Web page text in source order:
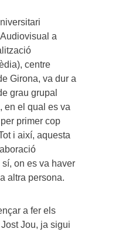
a
centre
Girona, va dur a
grau grupal
en el qual es va
primer cop
i així, aquesta
on es va haver
altra persona.
a fer els
Jou, ja sigui